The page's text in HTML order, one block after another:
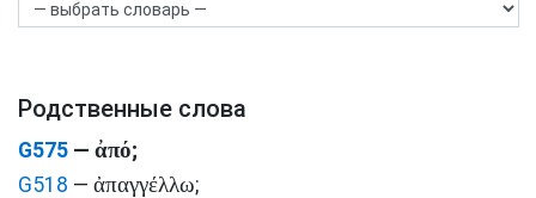
Родственные слова
G575 — ἀπό;
G518 — ἀπαγγέλλω;